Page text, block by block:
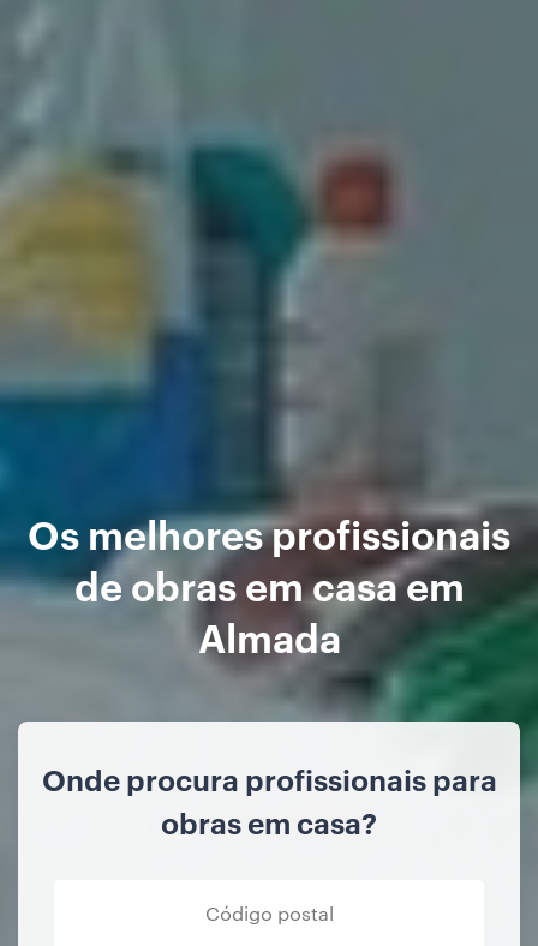
Os melhores profissionais
de obras em casa em
Almada
Onde procura profissionais para
obras em casa?